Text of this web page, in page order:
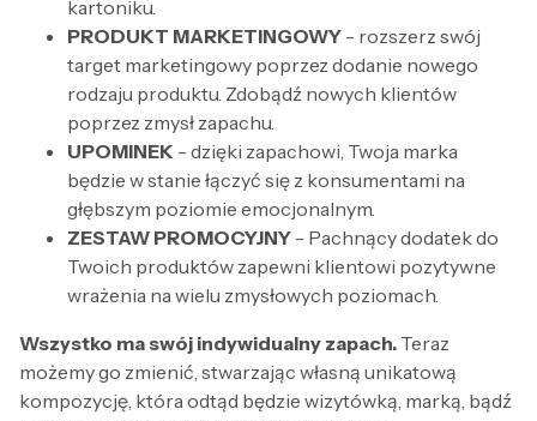
kartoniku.
PRODUKT MARKETINGOWY - rozszerz swój
target marketingowy poprzez dodanie nowego
rodzaju produktu. Zdobądź nowych klientów
poprzez zmysł zapachu.
UPOMINEK - dzięki zapachowi, Twoja marka
będzie w stanie łączyć się z konsumentami na
głębszym poziomie emocjonalnym.
ZESTAW PROMOCYJNY - Pachnący dodatek do
Twoich produktów zapewni klientowi pozytywne
wrażenia na wielu zmysłowych poziomach.
Wszystko ma swój indywidualny zapach. Teraz
możemy go zmienić, stwarzając własną unikatową
kompozycję, która odtąd będzie wizytówką, marką, bądź